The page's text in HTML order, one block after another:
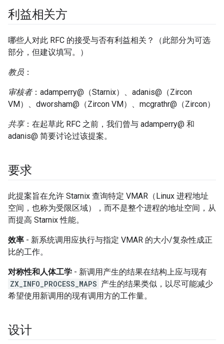
利益相关方
哪些人对此 RFC 的接受与否有利益相关？（此部分为可选
部分，但建议填写。）
教员 ：
审核者：adamperry@（Starnix）、adanis@（Zircon
VM）、dworsham@（Zircon VM）、mcgrathr@（Zircon）
共享：在起草此 RFC 之前，我们曾与 adamperry@ 和
adanis@ 简要讨论过该提案。
要求
此提案旨在允许 Starnix 查询特定 VMAR（Linux 进程地址
空间，也称为受限区域），而不是整个进程的地址空间，从
而提高 Starnix 性能。
效率 - 新系统调用应执行与指定 VMAR 的大小/复杂性成正
比的工作。
对称性和人体工学 - 新调用产生的结果在结构上应与现有
ZX_INFO_PROCESS_MAPS 产生的结果类似，以尽可能减少
希望使用新调用的现有调用方的工作量。
设计